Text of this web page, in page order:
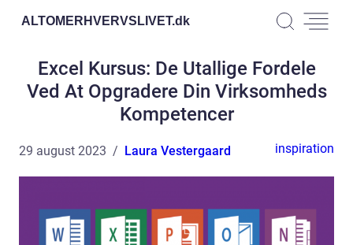
ALTOMERHVERVSLIVET.dk
Excel Kursus: De Utallige Fordele
Ved At Opgradere Din Virksomheds
Kompetencer
29 august 2023 Laura Vestergaard inspiration